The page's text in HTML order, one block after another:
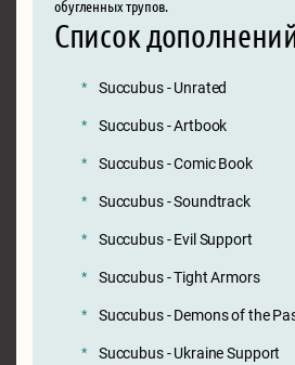
обугленных трупов.
Список
Succubus - Unrated
Succubus - Artbook
Succubus - Comic Book
Succubus - Soundtrack
Succubus - Evil Support
Succubus - Tight Armors
Succubus - Demons of the
Succubus - Ukraine Support